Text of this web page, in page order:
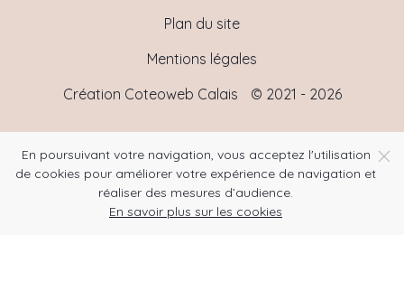
Plan du site
Mentions légales
Création Coteoweb Calais
© 2021 - 2026
En poursuivant votre navigation, vous acceptez l'utilisation
de cookies pour améliorer votre expérience de navigation et
réaliser des mesures d’audience.
En savoir plus sur les cookies